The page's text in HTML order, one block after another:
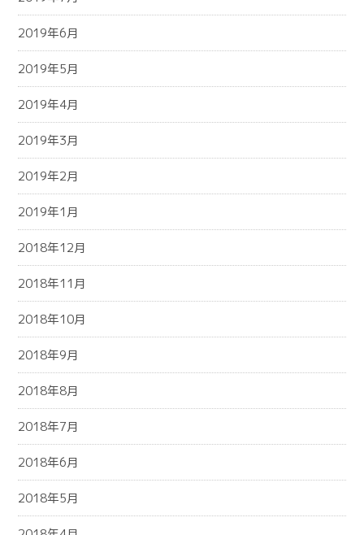
2019年6月
2019年5月
2019年4月
2019年3月
2019年2月
2019年1月
2018年12月
2018年11月
2018年10月
2018年9月
2018年8月
2018年7月
2018年6月
2018年5月